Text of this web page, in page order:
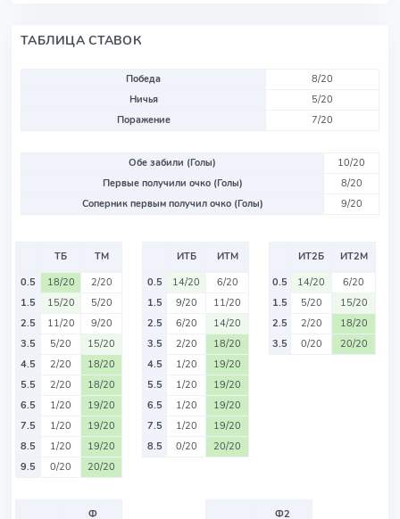
ТАБЛИЦА СТАВОК
Победа
8/20
Ничья
5/20
Поражение
7/20
Обе забили (Голы)
10/20
Первые получили очко (Голы)
8/20
Соперник первым получил очко (Голы)
9/20
ТБ
ТМ
0.5
18/20
2/20
1.5
15/20
5/20
2.5
11/20
9/20
3.5
5/20
15/20
4.5
2/20
18/20
5.5
2/20
18/20
6.5
1/20
19/20
7.5
1/20
19/20
8.5
1/20
19/20
9.5
0/20 20/20
ИТБ
ИТМ
0.5
14/20
6/20
1.5
9/20
11/20
2.5
6/20
14/20
3.5
2/20
18/20
4.5
1/20
19/20
5.5
1/20
19/20
6.5
1/20
19/20
7.5
1/20
19/20
8.5
0/20 20/20
ИТ2Б
ИТ2М
0.5
14/20
6/20
1.5
5/20
15/20
2.5
2/20
18/20
3.5
0/20 20/20
Ф Ф2